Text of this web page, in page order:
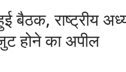
बैठक, राष्ट्रीय
होने का अपील